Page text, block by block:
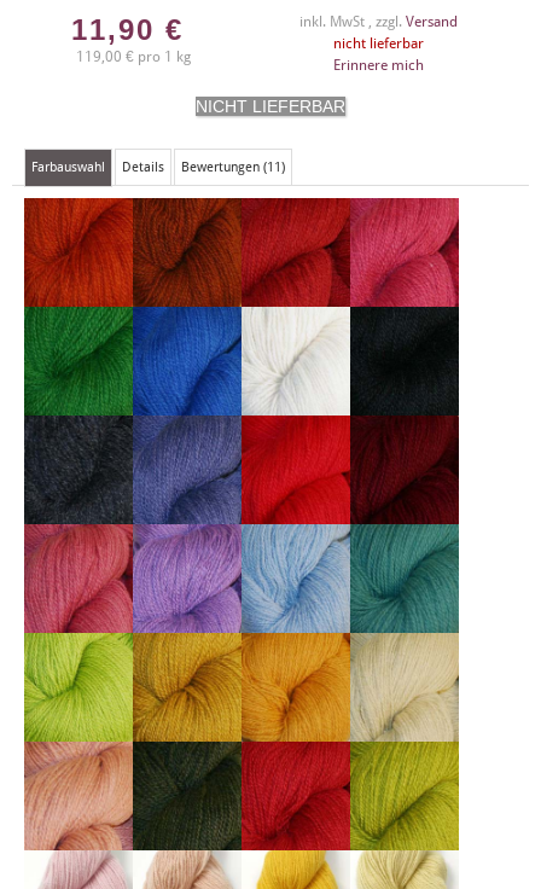
11,90 €
119,00 € pro 1 kg
inkl. MwSt , zzgl. Versand
nicht lieferbar
Erinnere mich
Farbauswahl Details Bewertungen (11)